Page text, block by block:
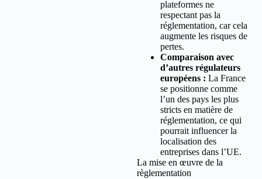
plateformes ne
respectant pas la
réglementation, car cela
augmente les risques de
pertes.
Comparaison avec
d’autres régulateurs
européens : La France
se positionne comme
l’un des pays les plus
stricts en matière de
réglementation, ce qui
pourrait influencer la
localisation des
entreprises dans l’UE.
La mise en œuvre de la
règlementation